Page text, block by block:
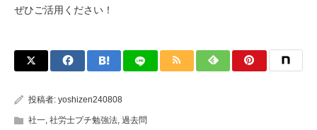
ぜひご活用ください！
投稿者: yoshizen240808
社一, 社労士プチ勉強法, 過去問